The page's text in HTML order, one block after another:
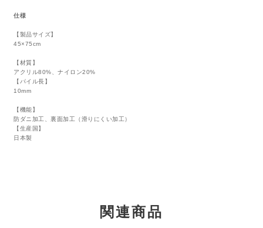
仕様
【製品サイズ】
45×75cm
【材質】
アクリル80%、ナイロン20%
【パイル長】
10mm
【機能】
防ダニ加工、裏面加工（滑りにくい加工）
【生産国】
日本製
関連商品